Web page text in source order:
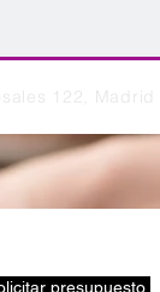
122, Madrid
Iniciar sesión
presupuesto